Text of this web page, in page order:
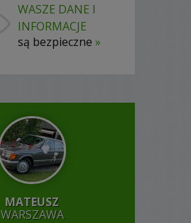
WASZE DANE I
INFORMACJE
są bezpieczne »
MATEUSZ
WARSZAWA